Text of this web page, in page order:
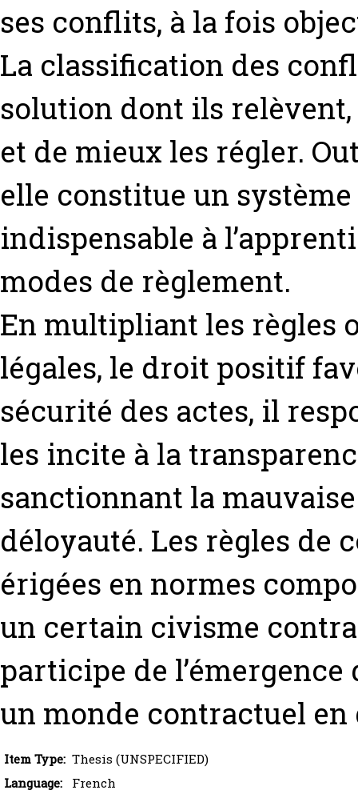
ses conflits, à la fois
La classification des
solution dont ils
et de mieux les régler.
elle constitue un
indispensable à
modes de règlement.
En multipliant les règles
légales, le droit positif
sécurité des actes, il
les incite à la
sanctionnant la
déloyauté. Les règles de
érigées en normes
un certain civisme
participe de
un monde contractuel en
Item Type: Thesis (UNSPECIFIED)
Language:
French